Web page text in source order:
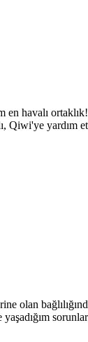
en havalı
Qiwi'ye yardım
olan
yaşadığım